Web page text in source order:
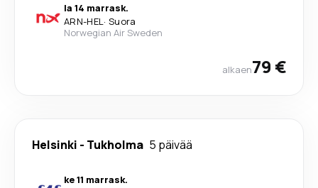
la 14 marrask.
ARN-HEL· Suora
Norwegian Air Sweden
alkaen79 €
Helsinki - Tukholma 5 päivää
ke 11 marrask.